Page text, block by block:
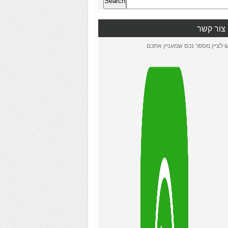
צור קשר
לציין מספר נכס שמעניין אתכם